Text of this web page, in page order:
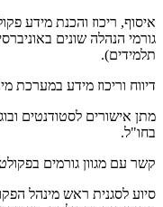
איסוף, ריכוז והכנת מידע
גורמי הנהלה שונים
תלמידים).
דיווח וריכוז מידע במערכת
מתן אישורים לסטודנטים
בחו"ל.
קשר עם מגוון גורמים
סיוע לסגנית ראש מינהל